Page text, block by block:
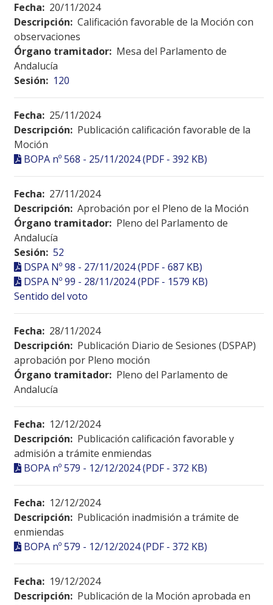
Fecha: 20/11/2024
Descripción: Calificación favorable de la Moción con
observaciones
Órgano tramitador: Mesa del Parlamento de
Andalucía
Sesión: 120
Fecha: 25/11/2024
Descripción: Publicación calificación favorable de la
Moción
BOPA nº 568 - 25/11/2024 (PDF - 392 KB)
Fecha: 27/11/2024
Descripción: Aprobación por el Pleno de la Moción
Órgano tramitador: Pleno del Parlamento de
Andalucía
Sesión: 52
DSPA Nº 98 - 27/11/2024 (PDF - 687 KB)
DSPA Nº 99 - 28/11/2024 (PDF - 1579 KB)
Sentido del voto
Fecha: 28/11/2024
Descripción: Publicación Diario de Sesiones (DSPAP)
aprobación por Pleno moción
Órgano tramitador: Pleno del Parlamento de
Andalucía
Fecha: 12/12/2024
Descripción: Publicación calificación favorable y
admisión a trámite enmiendas
BOPA nº 579 - 12/12/2024 (PDF - 372 KB)
Fecha: 12/12/2024
Descripción: Publicación inadmisión a trámite de
enmiendas
BOPA nº 579 - 12/12/2024 (PDF - 372 KB)
Fecha: 19/12/2024
Descripción: Publicación de la Moción aprobada en